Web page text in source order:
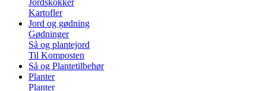
Jordskokker
Kartofler
Jord og gødning
Gødninger
Så og plantejord
Til Komposten
Så og Plantetilbehør
Planter
Planter